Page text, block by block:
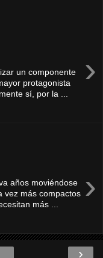
›
un componente
protagonista
sí, por la ...
›
años moviéndose
vez más compactos
más ...
›